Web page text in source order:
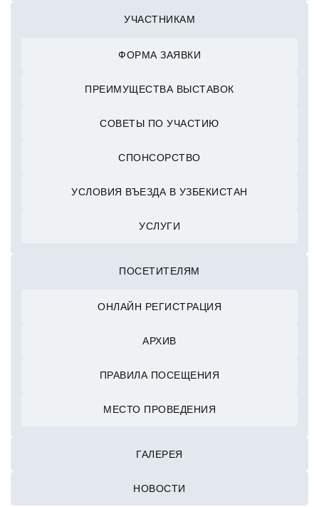
УЧАСТНИКАМ
ФОРМА ЗАЯВКИ
ПРЕИМУЩЕСТВА ВЫСТАВОК
СОВЕТЫ ПО УЧАСТИЮ
СПОНСОРСТВО
УСЛОВИЯ ВЪЕЗДА В УЗБЕКИСТАН
УСЛУГИ
ПОСЕТИТЕЛЯМ
ОНЛАЙН РЕГИСТРАЦИЯ
АРХИВ
ПРАВИЛА ПОСЕЩЕНИЯ
МЕСТО ПРОВЕДЕНИЯ
ГАЛЕРЕЯ
НОВОСТИ